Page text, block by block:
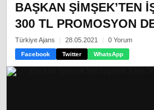
BAŞKAN ŞIMŞEK’TEN
300 TL PROMOSYON
Türkiye Ajans 28.05.2021 0 Yorum
Facebook Twitter WhatsApp